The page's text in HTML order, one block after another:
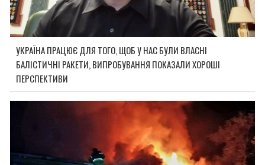
УКРАЇНА ПРАЦЮЄ ДЛЯ ТОГО, ЩОБ У НАС БУЛИ ВЛАСНІ
БАЛІСТИЧНІ РАКЕТИ, ВИПРОБУВАННЯ ПОКАЗАЛИ ХОРОШІ
ПЕРСПЕКТИВИ